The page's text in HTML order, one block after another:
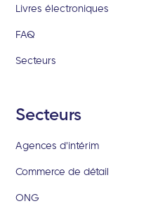
Livres électroniques
FAQ
Secteurs
Secteurs
Agences d'intérim
Commerce de détail
ONG